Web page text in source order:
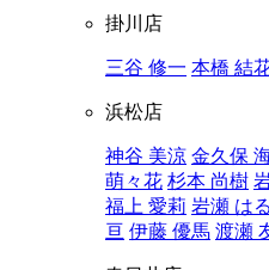
掛川店
三谷 修一 本橋 結
浜松店
神谷 美涼 金久保
萌々花 杉本 尚樹
福上 愛莉 岩瀬 は
亘 伊藤 優馬 渡瀬